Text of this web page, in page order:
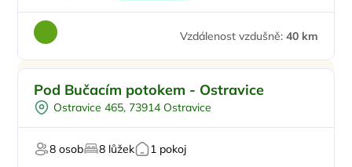
Vzdálenost vzdušně: 40 km
Venkovní gril
Sauna
Pod Bučacím potokem - Ostravice
Ostravice 465, 73914 Ostravice
8 osob 8 lůžek 1 pokoj